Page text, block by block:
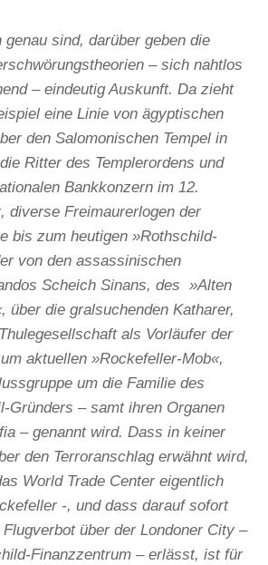
genau sind, darüber geben die
– sich nahtlos
– eindeutig Auskunft. Da zieht
eine Linie von ägyptischen
den Salomonischen Tempel in
Ritter des Templerordens und
Bankkonzern im 12.
diverse Freimaurerlogen der
bis zum heutigen »Rothschild-
von den assassinischen
Scheich Sinans, des »Alten
über die gralsuchenden Katharer,
als Vorläufer der
aktuellen »Rockefeller-Mob«,
um die Familie des
Gründers – samt ihren Organen
– genannt wird. Dass in keiner
den Terroranschlag erwähnt wird,
World Trade Center eigentlich
-, und dass darauf sofort
über der Londoner City –
Finanzzentrum – erlässt, ist für